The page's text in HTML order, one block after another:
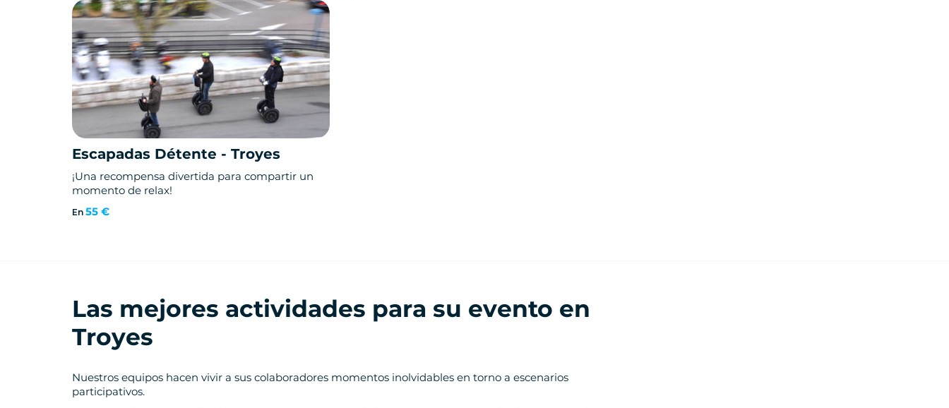
Escapadas Détente - Troyes
¡Una recompensa divertida para compartir un
momento de relax!
En 55 €
Las mejores actividades para su evento en
Troyes
Nuestros equipos hacen vivir a sus colaboradores momentos inolvidables en torno a escenarios
participativos.